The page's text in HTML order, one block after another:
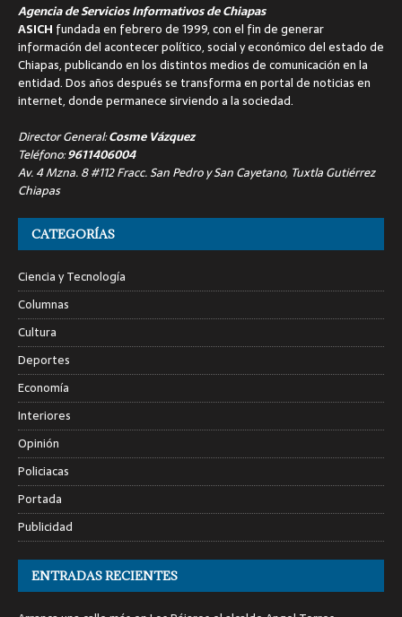
Agencia de Servicios Informativos de Chiapas
ASICH fundada en febrero de 1999, con el fin de generar
información del acontecer político, social y económico del estado de
Chiapas, publicando en los distintos medios de comunicación en la
entidad. Dos años después se transforma en portal de noticias en
internet, donde permanece sirviendo a la sociedad.
Director General:Cosme Vázquez
Teléfono:9611406004
Av. 4 Mzna. 8 #112 Fracc. San Pedro y San Cayetano, Tuxtla Gutiérrez
Chiapas
CATEGORÍAS
Ciencia y Tecnología
Columnas
Cultura
Deportes
Economía
Interiores
Opinión
Policiacas
Portada
Publicidad
ENTRADAS RECIENTES